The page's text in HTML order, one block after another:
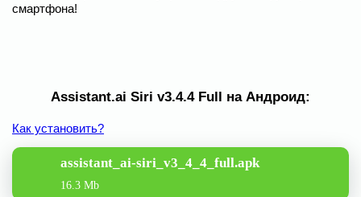
смартфона!
Assistant.ai Siri v3.4.4 Full на Андроид:
Как установить?
assistant_ai-siri_v3_4_4_full.apk
16.3 Mb